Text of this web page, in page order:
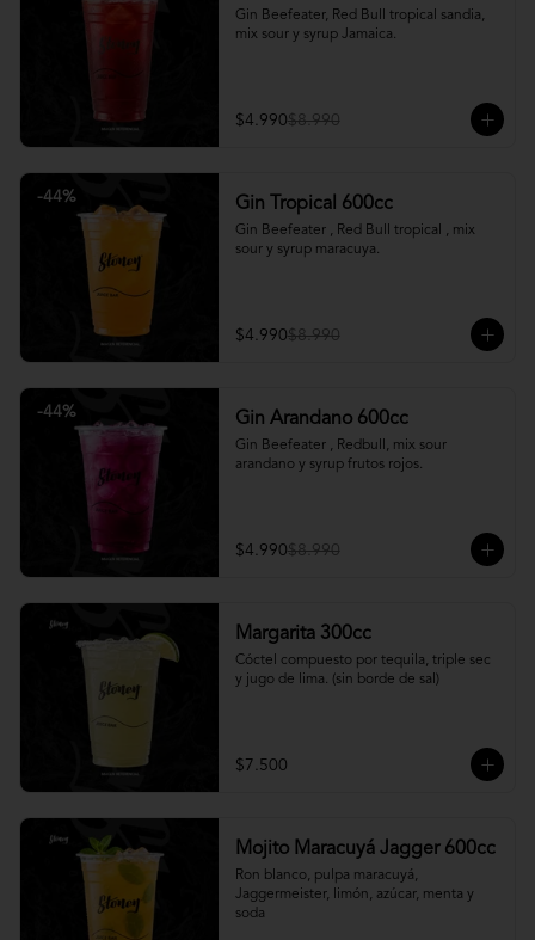
Gin Beefeater, Red Bull tropical sandia,
mix sour y syrup Jamaica.
$4.990$8.990
-44% Gin Tropical 600cc
Gin Beefeater , Red Bull tropical , mix
sour y syrup maracuya.
$4.990$8.990
-44% Gin Arandano 600cc
Gin Beefeater , Redbull, mix sour
arandano y syrup frutos rojos.
$4.990$8.990
Margarita 300cc
Cóctel compuesto por tequila, triple sec
y jugo de lima. (sin borde de sal)
$7.500
Mojito Maracuyá Jagger 600cc
Ron blanco, pulpa maracuyá,
Jaggermeister, limón, azúcar, menta y
soda